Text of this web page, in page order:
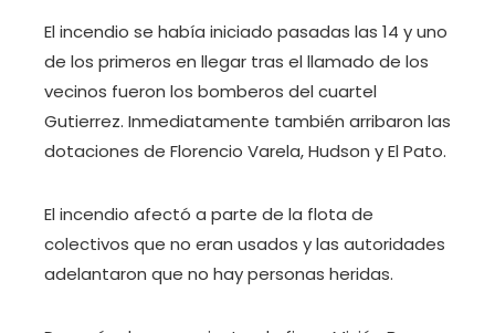
El incendio se había iniciado pasadas las 14 y uno
de los primeros en llegar tras el llamado de los
vecinos fueron los bomberos del cuartel
Gutierrez. Inmediatamente también arribaron las
dotaciones de Florencio Varela, Hudson y El Pato.
El incendio afectó a parte de la flota de
colectivos que no eran usados ​​y las autoridades
adelantaron que no hay personas heridas.